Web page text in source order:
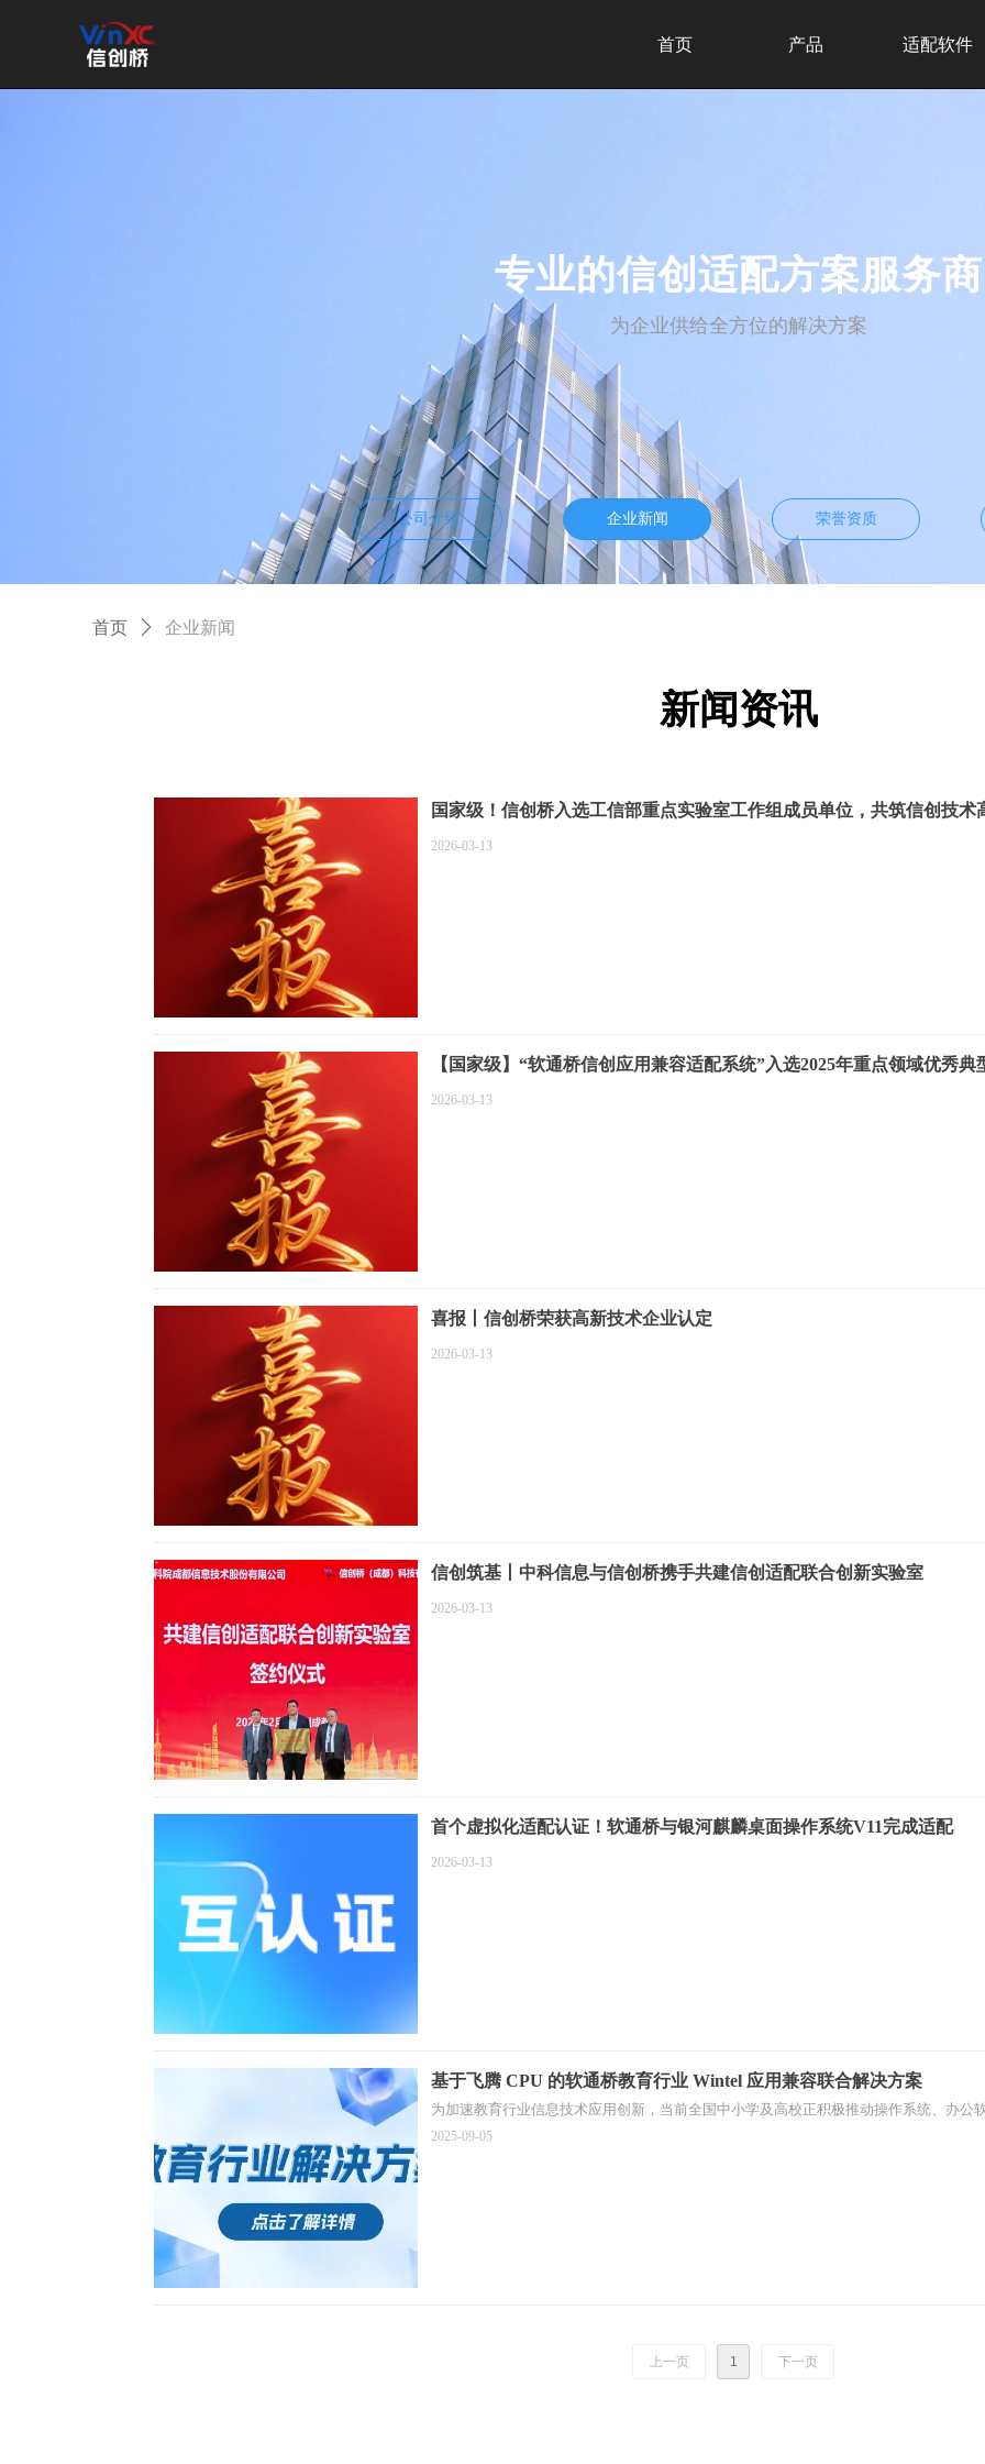
首页 产品 适配软件
为企业供给全方位的解决方案
专业的信创适配方案服务商
企业新闻
公司介绍 荣誉资质
新闻资讯
国家级！信创桥入选工信部重点实验室工作组成员单位，共筑信创技术
2026-03-13
【国家级】“软通桥信创应用兼容适配系统”入选2025年重点领域优秀典
2026-03-13
喜报丨信创桥荣获高新技术企业认定
2026-03-13
信创筑基丨中科信息与信创桥携手共建信创适配联合创新实验室
2026-03-13
首个虚拟化适配认证！软通桥与银河麒麟桌面操作系统V11完成适配
2026-03-13
基于飞腾 CPU 的软通桥教育行业 Wintel 应用兼容联合解决方案
为加速教育行业信息技术应用创新，当前全国中小学及高校正积极推动操作系统、办公
2025-09-05
上一页 1 下一页
首页 ꄲ 企业新闻